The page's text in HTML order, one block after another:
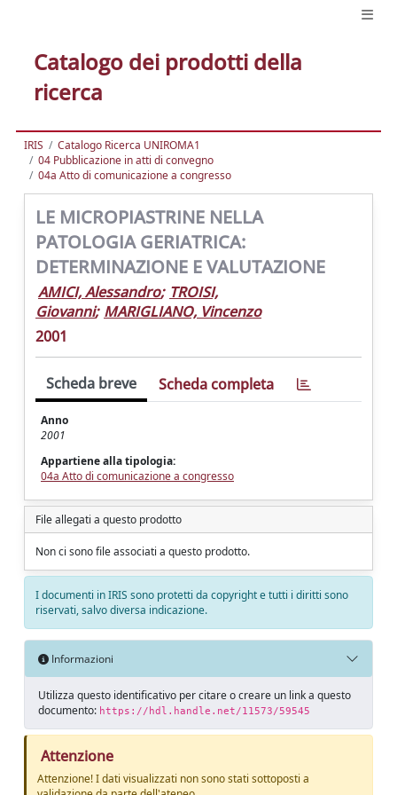
Catalogo dei prodotti della
ricerca
IRIS
Catalogo Ricerca UNIROMA1
04 Pubblicazione in atti di convegno
04a Atto di comunicazione a congresso
LE MICROPIASTRINE NELLA
PATOLOGIA GERIATRICA:
DETERMINAZIONE E VALUTAZIONE
AMICI, Alessandro; TROISI,
Giovanni; MARIGLIANO, Vincenzo
2001
Scheda breve Scheda completa
Anno
2001
Appartiene alla tipologia:
04a Atto di comunicazione a congresso
File allegati a questo prodotto
Non ci sono file associati a questo prodotto.
I documenti in IRIS sono protetti da copyright e tutti i diritti sono
riservati, salvo diversa indicazione.
Informazioni
Utilizza questo identificativo per citare o creare un link a questo
documento: https://hdl.handle.net/11573/59545
Attenzione
Attenzione! I dati visualizzati non sono stati sottoposti a